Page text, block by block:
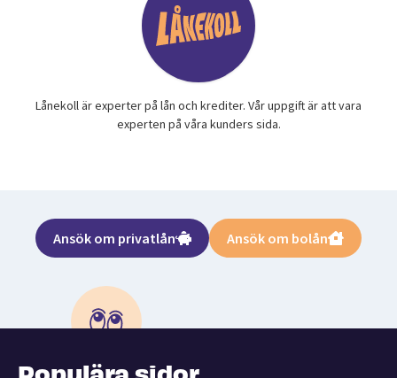
Lånekoll är experter på lån och krediter. Vår uppgift är att vara
experten på våra kunders sida.
Ansök om privatlån Ansök om bolån
Populära sidor